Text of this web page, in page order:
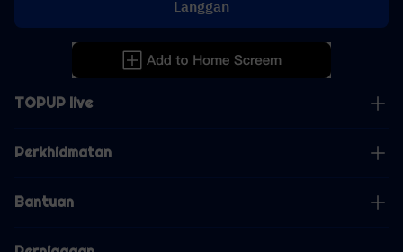
TOPUP live
Perkhidmatan
Bantuan
Langgan